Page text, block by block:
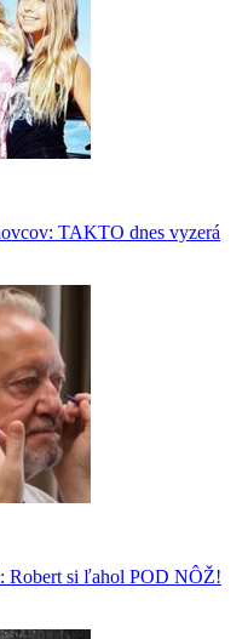
TAKTO dnes vyzerá
Robert si ľahol POD NÔŽ!